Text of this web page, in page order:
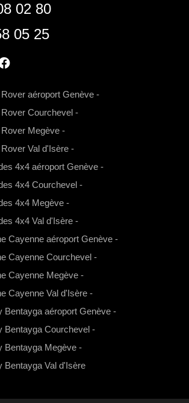
02 80
05 25
F
o
k
aéroport Genève -
Courchevel -
Megève -
Val d'Isère -
4x4 aéroport Genève -
4x4 Courchevel -
4x4 Megève -
4x4 Val d'Isère -
Cayenne aéroport Genève -
Cayenne Courchevel -
Cayenne Megève -
Cayenne Val d'Isère -
Bentayga aéroport Genève -
Bentayga Courchevel -
Bentayga Megève -
Bentayga Val d'Isère